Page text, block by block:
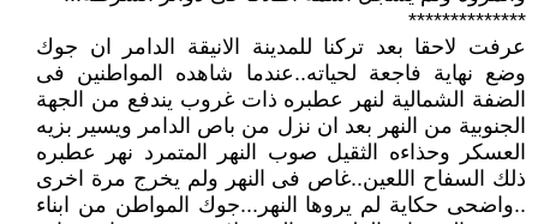
**************
عرفت لاحقا بعد تركنا للمدينة الانيقة الدامر ان جوك
وضع نهاية فاجعة لحياته..عندما شاهده المواطنين فى
الضفة الشمالية لنهر عطبره ذات غروب يندفع من الجهة
الجنوبية من النهر بعد ان نزل من باص الدامر ويسير بزيه
العسكر وحذاءه الثقيل صوب النهر المتمرد نهر عطبره
ذلك السفاح اللعين..غاص فى النهر ولم يخرج مرة اخرى
..واضحى حكاية لم يروها النهر...جوك المواطن من ابناء